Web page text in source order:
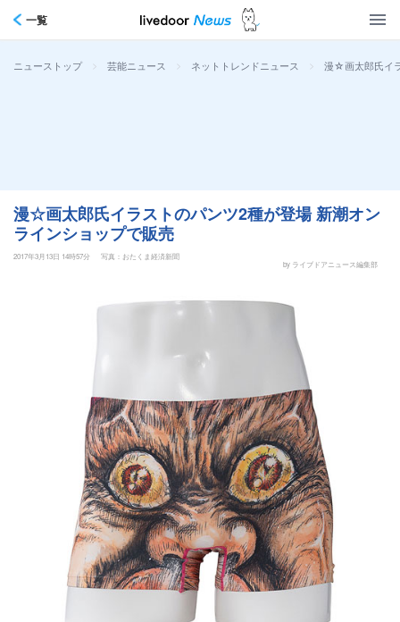
一覧
ニューストップ > 芸能ニュース > ネットトレンドニュース > 漫☆画太郎氏イ
漫☆画太郎氏イラストのパンツ2種が登場 新潮オン
ラインショップで販売
2017年3月13日 14時57分
写真：おたくま経済新聞
by ライブドアニュース編集部